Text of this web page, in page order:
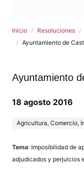
Inicio Resoluciones
Ayuntamiento de
Ayuntamiento
18 agosto 2016
Agricultura, Comercio,
Tema: Imposibilidad de
adjudicados y perjuicios